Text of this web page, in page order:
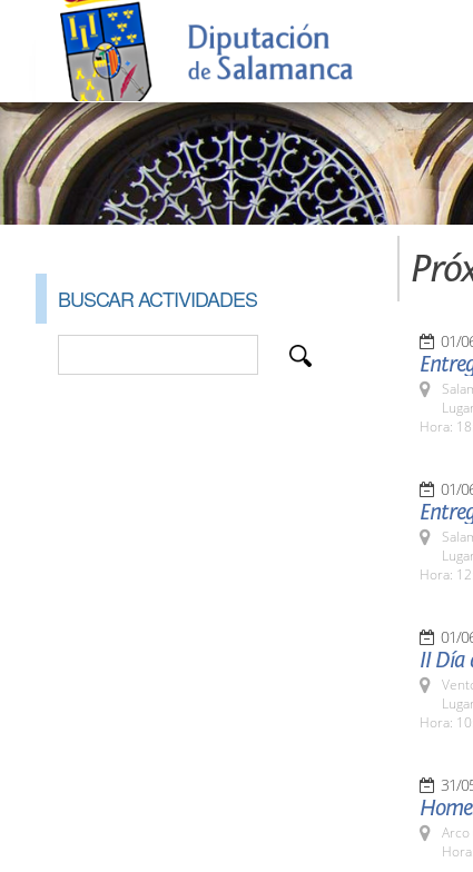
BUSCAR ACTIVIDADES
01/
Hora:
01/
Hora:
01/
II Día
Hora:
31/
Arco